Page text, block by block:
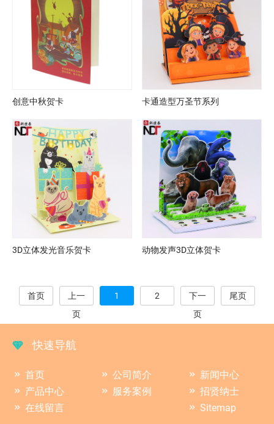
创意中秋贺卡 卡通造型万圣节系列
3D立体发光音乐贺卡 动物发声3D立体贺卡
首页
上一
页
1 2
下一
页
尾页
快速导航
首页 公司简介
新闻中心
产品中心
服务案例
招贤纳士
在线留言
Sitemap